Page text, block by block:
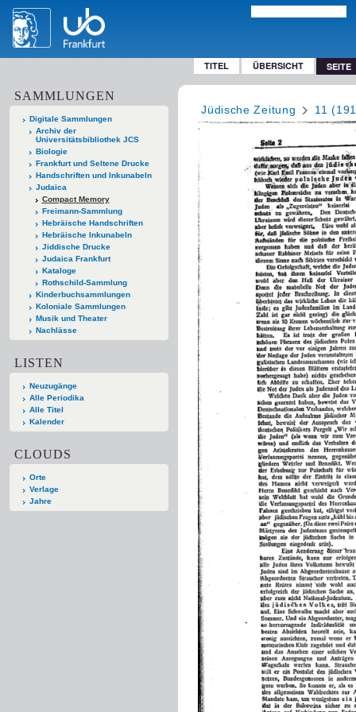
TITEL ÜBERSICHT SEITE
SAMMLUNGEN
Digitale Sammlungen
Archiv der
Universitätsbibliothek JCS
Biologie
Frankfurt und Seltene Drucke
Handschriften und Inkunabeln
Judaica
Compact Memory
Freimann-Sammlung
Hebräische Handschriften
Hebräische Inkunabeln
Jiddische Drucke
Judaica Frankfurt
Kataloge
Rothschild-Sammlung
Kinderbuchsammlungen
Koloniale Sammlungen
Musik und Theater
Nachlässe
LISTEN
Neuzugänge
Alle Periodika
Alle Titel
Kalender
CLOUDS
Orte
Verlage
Jahre
Jüdische Zeitung 11